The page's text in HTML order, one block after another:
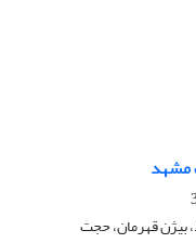
مشهد
بیژن قهرمان، حجت